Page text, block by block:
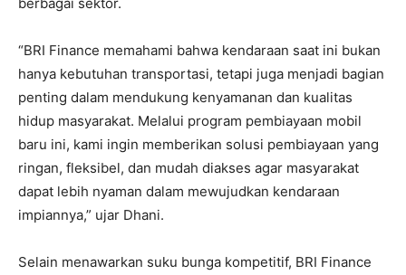
“BRI Finance memahami bahwa kendaraan saat ini bukan
hanya kebutuhan transportasi, tetapi juga menjadi bagian
penting dalam mendukung kenyamanan dan kualitas
hidup masyarakat. Melalui program pembiayaan mobil
baru ini, kami ingin memberikan solusi pembiayaan yang
ringan, fleksibel, dan mudah diakses agar masyarakat
dapat lebih nyaman dalam mewujudkan kendaraan
impiannya,” ujar Dhani.
Selain menawarkan suku bunga kompetitif, BRI Finance